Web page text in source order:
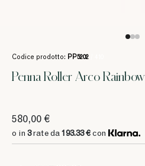
Codice prodotto: PP5202
Penna Roller Arco Rainbow
580,00 €
o in 3rate da 193.33 € con